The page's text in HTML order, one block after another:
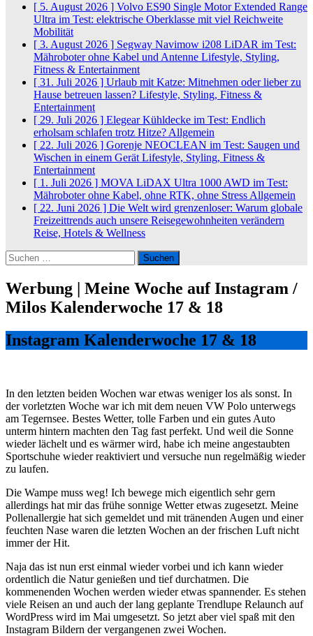
[ 5. August 2026 ] Volvo ES90 Single Motor Extended Range
Ultra im Test: elektrische Oberklasse mit viel Reichweite
Mobilität
[ 3. August 2026 ] Segway Navimow i208 LiDAR im Test:
Mähroboter ohne Kabel und Antenne Lifestyle, Styling,
Fitness & Entertainment
[ 31. Juli 2026 ] Urlaub mit Katze: Mitnehmen oder lieber zu
Hause betreuen lassen? Lifestyle, Styling, Fitness &
Entertainment
[ 29. Juli 2026 ] Elegear Kühldecke im Test: Endlich
erholsam schlafen trotz Hitze? Allgemein
[ 22. Juli 2026 ] Gorenje NEOCLEAN im Test: Saugen und
Wischen in einem Gerät Lifestyle, Styling, Fitness &
Entertainment
[ 1. Juli 2026 ] MOVA LiDAX Ultra 1000 AWD im Test:
Mähroboter ohne Kabel, ohne RTK, ohne Stress Allgemein
[ 22. Juni 2026 ] Die Welt wird grenzenloser: Warum globale
Freizeittrends auch unsere Reisegewohnheiten verändern
Reise, Hotels & Wellness
Suchen
nach:
Werbung | Meine Woche auf Instagram /
Milos Kalenderwoche 17 & 18
Instagram Kalenderwoche 17 & 18
In den letzten beiden Wochen war etwas weniger los als sonst. In
der vorletzten Woche war ich mit dem neuen VW Polo unterwegs
am Tegernsee. Bestes Wetter, tolle Farben und ein gutes Auto
unterm hintern machten den Tag fast perfekt. Und weil die Sonne
wieder lächelt und es wärmer wird, habe ich meine angestaubten
Sportschuhe wieder reaktiviert und versuche nun regelmäßig wieder
zu laufen.
Die Wampe muss weg! Ich bewege mich eigentlich sehr gern
allerdings hat mir das frühe sonnige Wetter etwas zugesetzt. Meine
Pollenallergie hat sich gemeldet und mit tränenden Augen und einer
feuchten Nase waren die letzten Wochen an der frischen Luft nicht
immer der Hit.
Naja das ist nun erst einmal wieder vorbei und ich kann wieder
ordentlich die Natur genießen und tief durchatmen. Die
kommenenden Wochen werden wieder etwas spannender. Es stehen
viele Reisen an und auch der lang geplante Trendlupe Relaunch auf
WordPress wird im Mai umgesetzt. So jetzt aber viel spaß mit den
Instagram Bildern der vergangenen zwei Wochen.